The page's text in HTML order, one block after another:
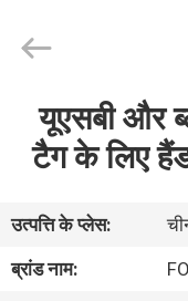
वीडियो
यूएसबी और
टैग के लिए
उत्पत्ति के प्लेस:
ब्रांड नाम: